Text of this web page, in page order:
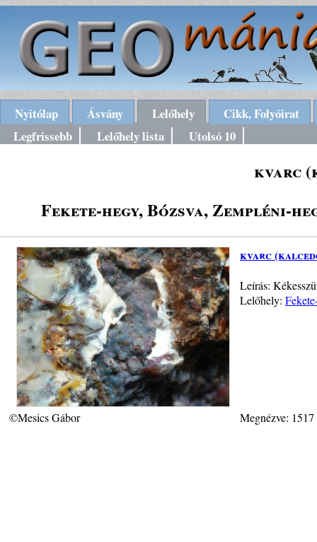
Nyitólap Ásvány Lelőhely
Cikk, Folyóirat
Legfrissebb
Lelőhely lista Utolsó 10
kvarc
Fekete-hegy, Bózsva, Zempléni-
kvarc
Leírás:
Lelőhely:
©Mesics Gábor Megnézve: